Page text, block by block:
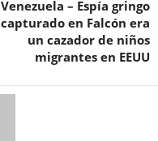
Venezuela – Espía gringo
capturado en Falcón era
un cazador de niños
migrantes en EEUU